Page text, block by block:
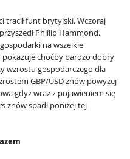
tracił funt brytyjski. Wczoraj
Phillip Hammond.
na wszelkie
pokazuje choćby bardzo dobry
wzrostu gospodarczego dla
GBP/USD znów powyżej
gdyż wraz z pojawieniem się
znów spadł poniżej tej